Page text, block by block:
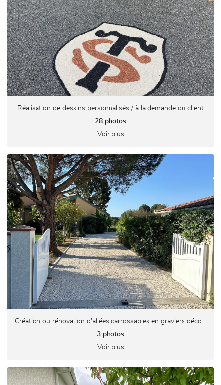
Réalisation de dessins personnalisés / à la demande du client
28 photos
Voir plus
3 photos
Voir plus